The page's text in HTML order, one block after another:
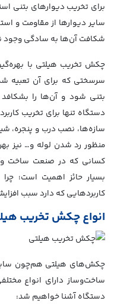
برای تخریب دیوارهای بتنی
سایر دیوارها از مقاومت و
شکافت آن‌ها به سادگی وجود
چکش تخریب هیلتی با
سرسختی که برای آن تعبیه
بتنی شود و آن‌ها را
دستگاه تنها برای تخریب
سازه‌ها، نصب درب و پنجره،
منظور رد شدن لوله و… نیز
کسانی که در صنعت ساخت و
بسیار حائز اهمیت است؛
کاربردهایی که دارد سبب
انواع چکش تخریب
چکش‌های هیلتی هم‌چون سایر
ساخت‌وساز دارای انواع
دستگاه آشنا خواهیم شد: